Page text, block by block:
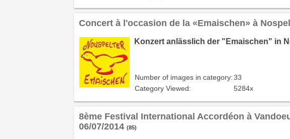
Concert à l'occasion de la «Emaischen» à
Konzert anlässlich der "Emaischen" in
Number of images in category:33
Category Viewed:
5284x
8ème Festival International Accordéon à
06/07/2014 (85)